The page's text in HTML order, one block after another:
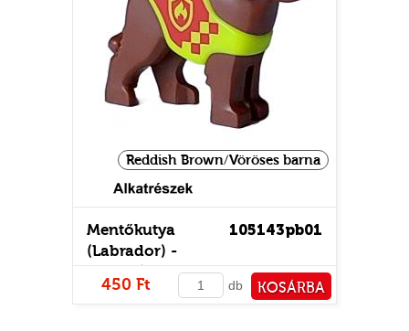
Reddish Brown/Vöröses barna
105143pb01
Mentőkutya
(Labrador) -
mintás/matricás
450 Ft db KOSÁRBA